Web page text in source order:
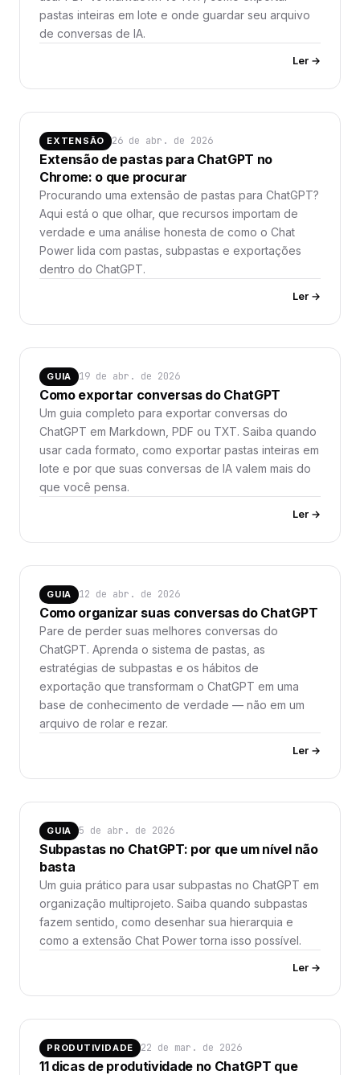
pastas inteiras em lote e onde guardar seu arquivo
de conversas de IA.
Ler →
EXTENSÃO 26 de abr. de 2026
Extensão de pastas para ChatGPT no
Chrome: o que procurar
Procurando uma extensão de pastas para ChatGPT?
Aqui está o que olhar, que recursos importam de
verdade e uma análise honesta de como o Chat
Power lida com pastas, subpastas e exportações
dentro do ChatGPT.
Ler →
GUIA 19 de abr. de 2026
Como exportar conversas do ChatGPT
Um guia completo para exportar conversas do
ChatGPT em Markdown, PDF ou TXT. Saiba quando
usar cada formato, como exportar pastas inteiras em
lote e por que suas conversas de IA valem mais do
que você pensa.
Ler →
GUIA 12 de abr. de 2026
Como organizar suas conversas do ChatGPT
Pare de perder suas melhores conversas do
ChatGPT. Aprenda o sistema de pastas, as
estratégias de subpastas e os hábitos de
exportação que transformam o ChatGPT em uma
base de conhecimento de verdade — não em um
arquivo de rolar e rezar.
Ler →
GUIA 5 de abr. de 2026
Subpastas no ChatGPT: por que um nível não
basta
Um guia prático para usar subpastas no ChatGPT em
organização multiprojeto. Saiba quando subpastas
fazem sentido, como desenhar sua hierarquia e
como a extensão Chat Power torna isso possível.
Ler →
PRODUTIVIDADE 22 de mar. de 2026
11 dicas de produtividade no ChatGPT que